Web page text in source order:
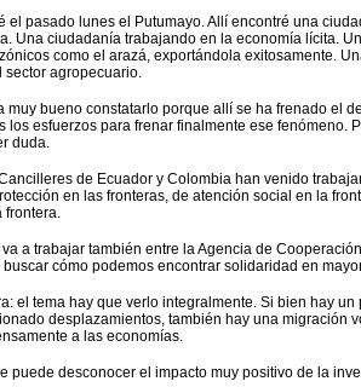
el pasado lunes el Putumayo. Allí encontré una
Una ciudadanía trabajando en la economía lícita.
como el arazá, exportándola exitosamente.
sector agropecuario.
muy bueno constatarlo porque allí se ha frenado el
los esfuerzos para frenar finalmente ese fenómeno.
duda.
de Ecuador y Colombia han venido
en las fronteras, de atención social en la
frontera.
va a trabajar también entre la Agencia de
buscar cómo podemos encontrar solidaridad en
el tema hay que verlo integralmente. Si bien hay
desplazamientos, también hay una migración
a las economías.
puede desconocer el impacto muy positivo de la